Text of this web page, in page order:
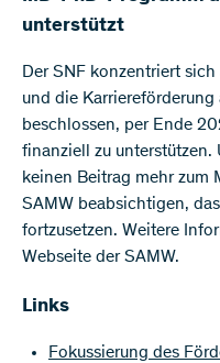
unterstützt
Der SNF konzentriert
und die
beschlossen, per Ende
finanziell zu unterstützen.
keinen Beitrag mehr zum
SAMW beabsichtigen,
fortzusetzen. Weitere
Webseite der SAMW.
Links
Fokussierung des